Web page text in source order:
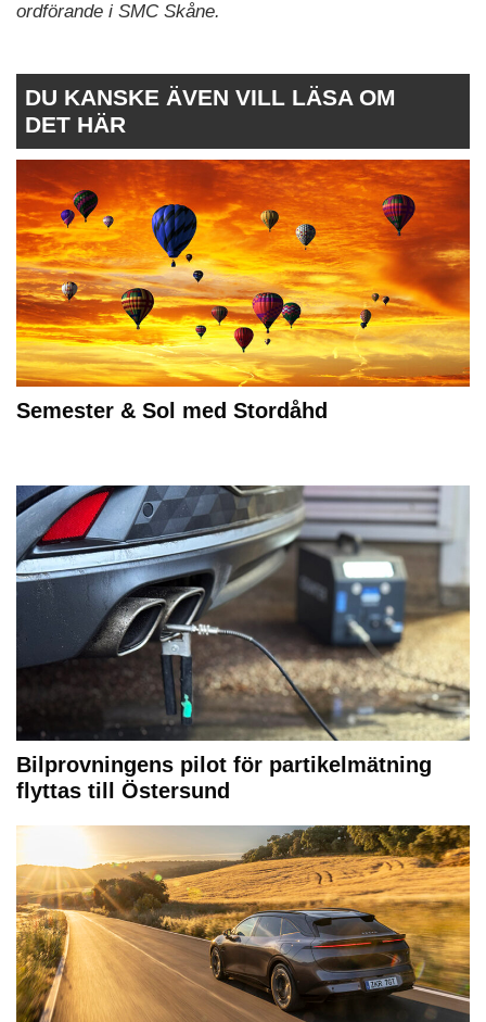
ordförande i SMC Skåne.
DU KANSKE ÄVEN VILL LÄSA OM
DET HÄR
Semester & Sol med Stordåhd
Bilprovningens pilot för partikelmätning
flyttas till Östersund